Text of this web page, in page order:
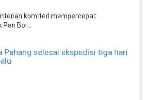
komited mempercepat
Bor...
Pahang selesai ekspedisi tiga hari